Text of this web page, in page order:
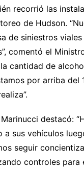
recorrió las
de Hudson.
de siniestros
comentó el
cantidad de
por arriba del
destacó:
a sus vehículos
seguir
controles para